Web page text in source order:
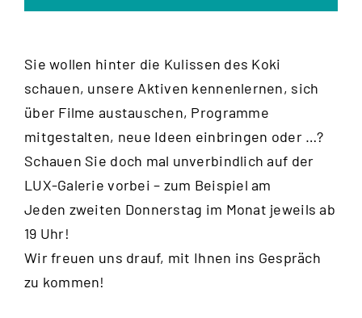
Sie wollen hinter die Kulissen des Koki
schauen, unsere Aktiven kennenlernen, sich
über Filme austauschen, Programme
mitgestalten, neue Ideen einbringen oder …?
Schauen Sie doch mal unverbindlich auf der
LUX-Galerie vorbei – zum Beispiel am
Jeden zweiten Donnerstag im Monat jeweils ab
19 Uhr!
Wir freuen uns drauf, mit Ihnen ins Gespräch
zu kommen!